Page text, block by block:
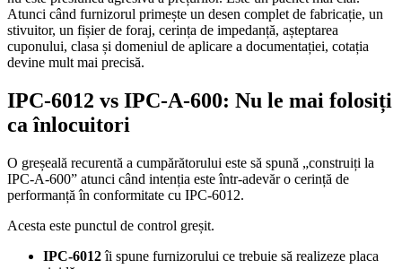
Atunci când furnizorul primește un desen complet de fabricație, un
stivuitor, un fișier de foraj, cerința de impedanță, așteptarea
cuponului, clasa și domeniul de aplicare a documentației, cotația
devine mult mai precisă.
IPC-6012 vs IPC-A-600: Nu le mai folosiți
ca înlocuitori
O greșeală recurentă a cumpărătorului este să spună „construiți la
IPC-A-600” atunci când intenția este într-adevăr o cerință de
performanță în conformitate cu IPC-6012.
Acesta este punctul de control greșit.
IPC-6012îi spune furnizorului ce trebuie să realizeze placa